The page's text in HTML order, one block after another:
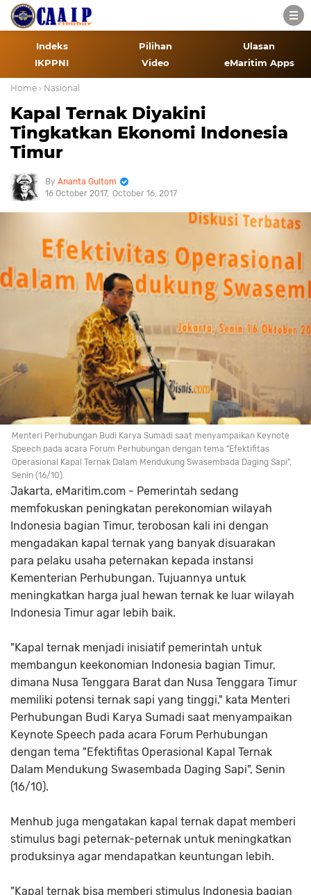
Indeks Pilihan
Ulasan
IKPPNI
Video eMaritim Apps
Home › Nasional
Kapal Ternak Diyakini
Tingkatkan Ekonomi Indonesia
Timur
Ananta Gultom
16 October 2017 October 16, 2017
Menteri Perhubungan Budi Karya Sumadi saat menyampaikan Keynote
Speech pada acara Forum Perhubungan dengan tema "Efektifitas
Operasional Kapal Ternak Dalam Mendukung Swasembada Daging Sapi",
Senin (16/10).
Jakarta, eMaritim.com - Pemerintah sedang
memfokuskan peningkatan perekonomian wilayah
Indonesia bagian Timur, terobosan kali ini dengan
mengadakan kapal ternak yang banyak disuarakan
para pelaku usaha peternakan kepada instansi
Kementerian Perhubungan. Tujuannya untuk
meningkatkan harga jual hewan ternak ke luar wilayah
Indonesia Timur agar lebih baik.
"Kapal ternak menjadi inisiatif pemerintah untuk
membangun keekonomian Indonesia bagian Timur,
dimana Nusa Tenggara Barat dan Nusa Tenggara Timur
memiliki potensi ternak sapi yang tinggi," kata Menteri
Perhubungan Budi Karya Sumadi saat menyampaikan
Keynote Speech pada acara Forum Perhubungan
dengan tema "Efektifitas Operasional Kapal Ternak
Dalam Mendukung Swasembada Daging Sapi", Senin
(16/10).
Menhub juga mengatakan kapal ternak dapat memberi
stimulus bagi peternak-peternak untuk meningkatkan
produksinya agar mendapatkan keuntungan lebih.
"Kapal ternak bisa memberi stimulus Indonesia bagian